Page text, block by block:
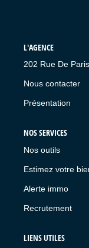
L'AGENCE
202 Rue De
Nous contacter
Présentation
NOS SERVICES
Nos outils
Estimez votre
Alerte immo
Recrutement
LIENS UTILES